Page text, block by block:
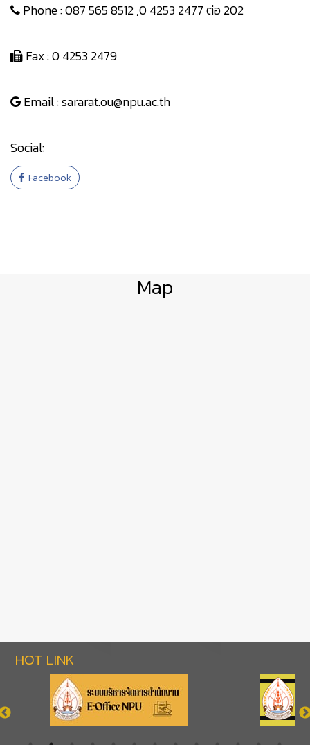
Phone : 087 565 8512 ,0 4253 2477 ต่อ 202
Fax : 0 4253 2479
Email : sararat.ou@npu.ac.th
Social:
Facebook
Map
HOT LINK